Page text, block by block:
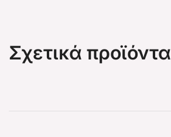
Σχετικά προϊόντα